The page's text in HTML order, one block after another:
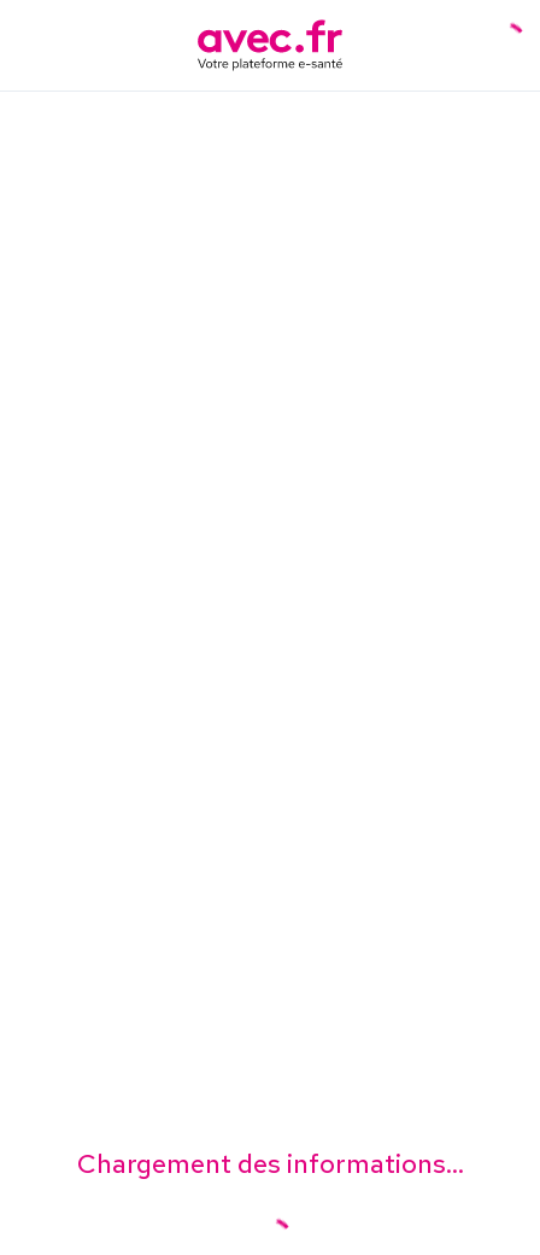
Chargement des informations...